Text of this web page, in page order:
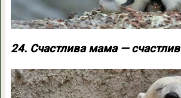
24. Счастлива мама —